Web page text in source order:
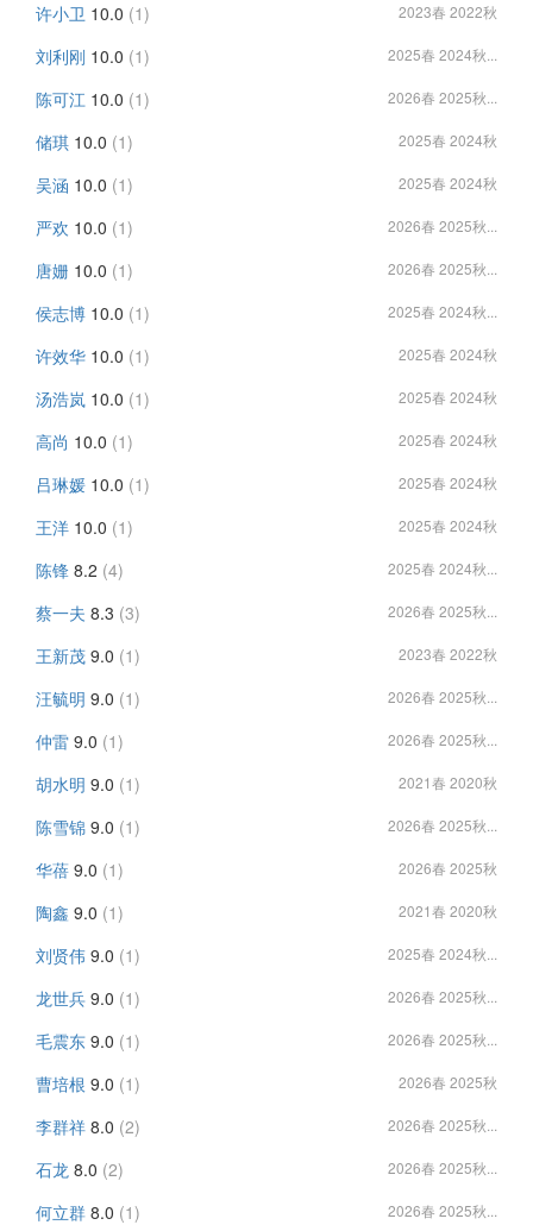
许小卫 10.0 (1) 2023春 2022秋
刘利刚 10.0 (1) 2025春 2024秋...
陈可江 10.0 (1) 2026春 2025秋...
储琪 10.0 (1) 2025春 2024秋
吴涵 10.0 (1) 2025春 2024秋
严欢 10.0 (1) 2026春 2025秋...
唐姗 10.0 (1) 2026春 2025秋...
侯志博 10.0 (1) 2025春 2024秋...
许效华 10.0 (1) 2025春 2024秋
汤浩岚 10.0 (1) 2025春 2024秋
高尚 10.0 (1) 2025春 2024秋
吕琳媛 10.0 (1) 2025春 2024秋
王洋 10.0 (1) 2025春 2024秋
陈锋 8.2 (4) 2025春 2024秋...
蔡一夫 8.3 (3) 2026春 2025秋...
王新茂 9.0 (1) 2023春 2022秋
汪毓明 9.0 (1) 2026春 2025秋...
仲雷 9.0 (1) 2026春 2025秋...
胡水明 9.0 (1) 2021春 2020秋
陈雪锦 9.0 (1) 2026春 2025秋...
华蓓 9.0 (1) 2026春 2025秋
陶鑫 9.0 (1) 2021春 2020秋
刘贤伟 9.0 (1) 2025春 2024秋...
龙世兵 9.0 (1) 2026春 2025秋...
毛震东 9.0 (1) 2026春 2025秋...
曹培根 9.0 (1) 2026春 2025秋
李群祥 8.0 (2) 2026春 2025秋...
石龙 8.0 (2) 2026春 2025秋...
何立群 8.0 (1) 2026春 2025秋...